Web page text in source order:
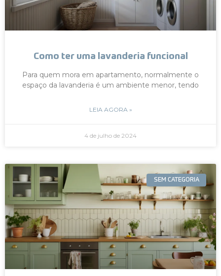
Como ter uma lavanderia funcional
Para quem mora em apartamento, normalmente o
espaço da lavanderia é um ambiente menor, tendo
LEIA AGORA »
4 de julho de 2024
SEM CATEGORIA